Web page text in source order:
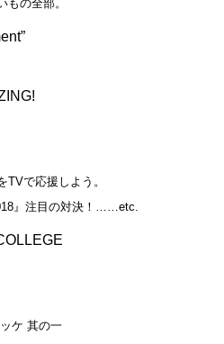
もの全部。
TVで応援しよう。
』注目の対決！……etc.
ケ 其の一